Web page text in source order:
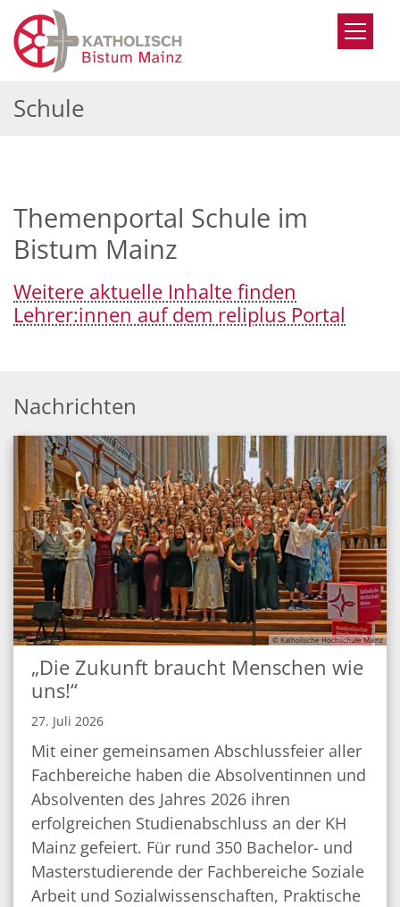
Zum Inhalt springen
Schule
Themenportal Schule im
Bistum Mainz
Weitere aktuelle Inhalte finden
Lehrer:innen auf dem reliplus Portal
Nachrichten
© Katholische Hochschule Mainz
„Die Zukunft braucht Menschen wie
uns!“
27. Juli 2026
Mit einer gemeinsamen Abschlussfeier aller
Fachbereiche haben die Absolventinnen und
Absolventen des Jahres 2026 ihren
erfolgreichen Studienabschluss an der KH
Mainz gefeiert. Für rund 350 Bachelor- und
Masterstudierende der Fachbereiche Soziale
Arbeit und Sozialwissenschaften, Praktische